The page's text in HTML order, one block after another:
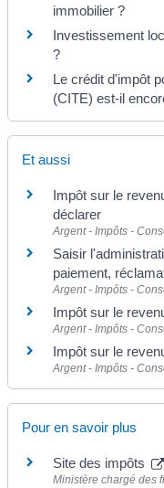
immobilier ?
Investissement
?
Le crédit d'impôt
(CITE) est-il
Et aussi
Impôt sur le
déclarer
Argent - Impôts -
Saisir
paiement,
Argent - Impôts -
Impôt sur le
Argent - Impôts -
Impôt sur le
Argent - Impôts -
Pour en savoir plus
Site des impôts
Ministère chargé des